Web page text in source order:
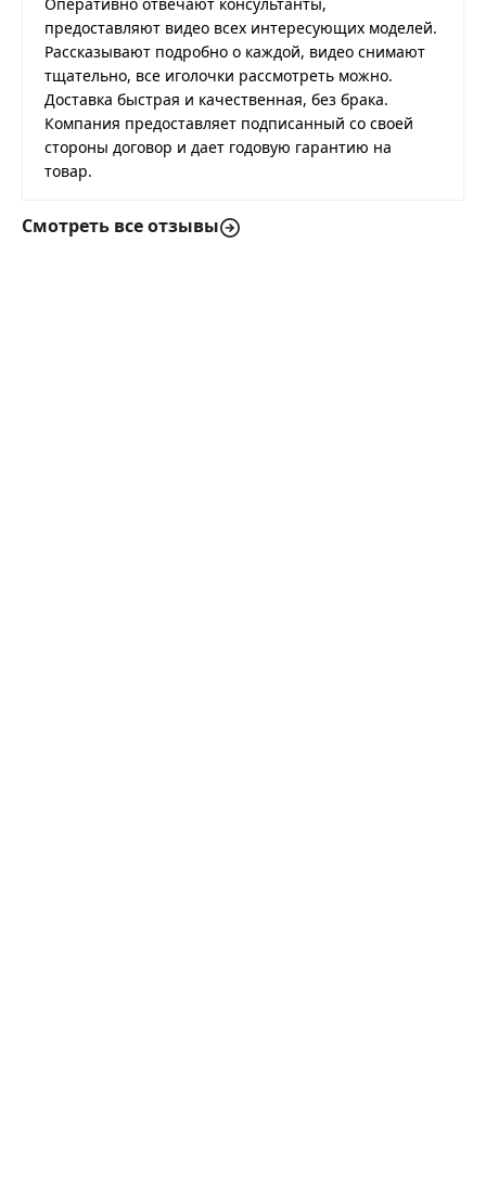
предоставляют видео всех интересующих моделей.
Рассказывают подробно о каждой, видео снимают
тщательно, все иголочки рассмотреть можно.
Доставка быстрая и качественная, без брака.
Компания предоставляет подписанный со своей
стороны договор и дает годовую гарантию на
товар.
Смотреть все отзывы